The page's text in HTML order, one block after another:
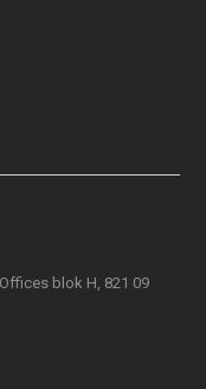
blok H, 821 09